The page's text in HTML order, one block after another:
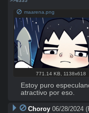
maarena.png
771.14 KB 1138x618
Estoy puro
atractivo por eso.
Choroy 06/28/2024